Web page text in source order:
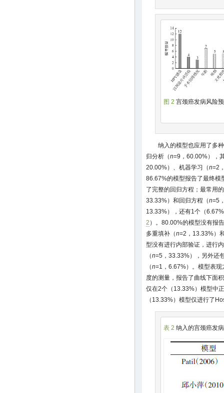
图 2 宫颈癌发病风险
纳入的模型也应用了多
归分析（n=9，60.00%），
20.00%）、机器学习（n=2
86.67%的模型报告了最终模
了完整的回归方程；最常用
33.33%）和回归方程（n=5
13.33%），还有1个（
2 ）。80.00%的模型没有报
多重填补（n=2，13.33%）
型没有进行内部验证，进行
（n=5，33.33%），另外还
（n=1，6.67%）。模型表
度的测量，报告了曲线下面
仅在2个（13.33%）模型中
（13.33%）模型仅进行了
表 2 纳入的宫颈癌发